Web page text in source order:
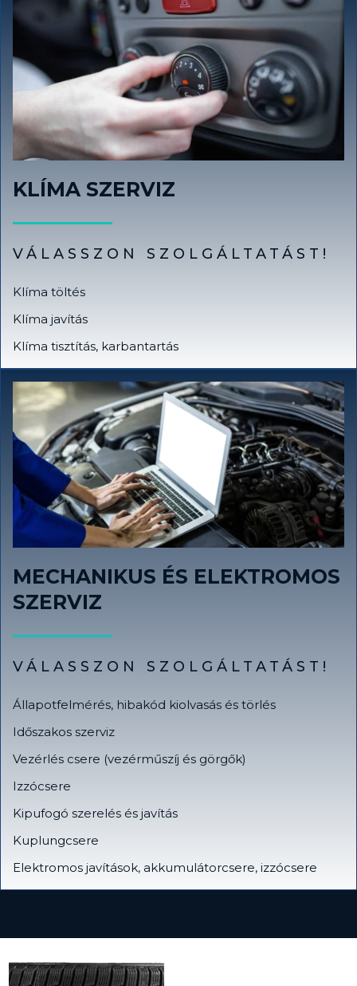
KLÍMA SZERVIZ
VÁLASSZON SZOLGÁLTATÁST!
Klíma töltés
Klíma javítás
Klíma tisztítás, karbantartás
MECHANIKUS ÉS ELEKTROMOS
SZERVIZ
VÁLASSZON SZOLGÁLTATÁST!
Állapotfelmérés, hibakód kiolvasás és törlés
Időszakos szerviz
Vezérlés csere (vezérműszíj és görgők)
Izzócsere
Kipufogó szerelés és javítás
Kuplungcsere
Elektromos javítások, akkumulátorcsere, izzócsere